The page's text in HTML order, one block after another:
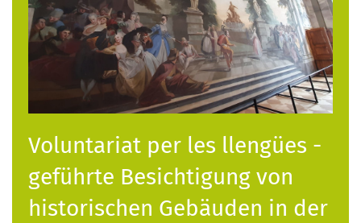
Voluntariat per les llengües -
geführte Besichtigung von
historischen Gebäuden in der